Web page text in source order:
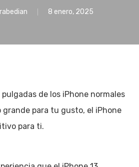
8 enero, 2025
de los iPhone normales
grande para tu gusto, el iPhone
para ti.